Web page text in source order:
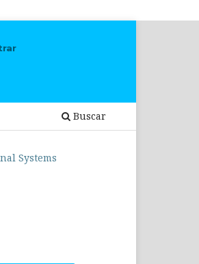
Buscar
Systems